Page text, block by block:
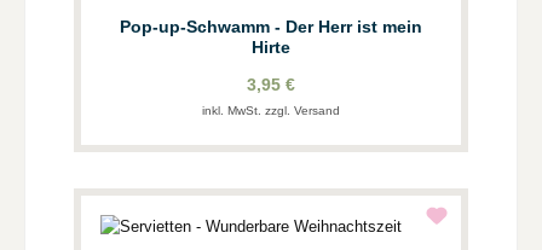
Pop-up-Schwamm - Der Herr ist mein
Hirte
3,95 €
inkl. MwSt. zzgl. Versand